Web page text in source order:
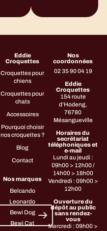
Eddie
Croquettes
Croquettes pour
chiens
Croquettes pour
chats
Accessoires
Pourquoi choisir
nos croquettes ?
Blog
Contact
Nos marques
Belcando
Leonardo
Bewi Dog
Bewi Cat
Nos
coordonnées
02 35 90 04 19
Eddie
Croquettes
154 route
d’Hodeng,
76780
Mésangueville
Horaires du
secrétariat
téléphoniques et
e-mail
Lundi au jeudi :
09h00 > 12h00 /
14h00 > 18h00
Vendredi : 09h00 >
12h00
Ouverture du
dépôt au public
sans rendez-
vous
Mercredi : 09h00 >